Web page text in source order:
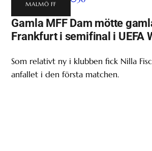
MALMÖ FF
Gamla MFF Dam mötte
Frankfurt i semifinal i UEFA
Som relativt ny i klubben fick Nilla
anfallet i den första matchen.